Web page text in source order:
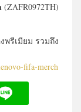
(ZAFR0972TH)
พรีเมียม รวมถึง
fifa-merch